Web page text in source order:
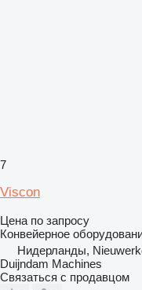
7
Viscon
Цена по запросу
Конвейерное
Нидерланды,
Duijndam Machines
Связаться с продавцом